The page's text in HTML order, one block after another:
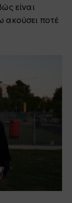
είναι
ακούσει ποτέ